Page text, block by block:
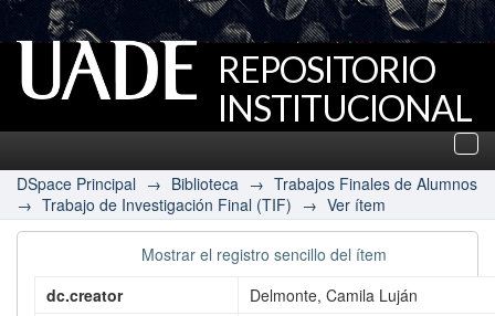
REPOSITORIO
INSTITUCIONAL
UADE
DSpace Principal → Biblioteca → Trabajos Finales de Alumnos
→ Trabajo de Investigación Final (TIF) → Ver ítem
Mostrar el registro sencillo del ítem
dc.creator
Delmonte, Camila Luján